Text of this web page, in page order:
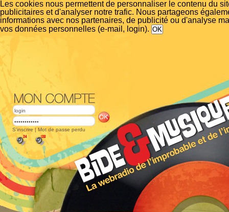
Les cookies nous permettent de personnaliser le contenu du
publicitaires et d'analyser notre trafic. Nous partageons
informations avec nos partenaires, de publicité ou d'analyse
vos données personnelles (e-mail, login).
S'inscrire | Mot de passe perdu